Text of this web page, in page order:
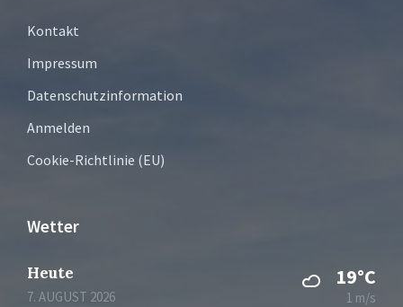
Kontakt
Impressum
Datenschutzinformation
Anmelden
Cookie-Richtlinie (EU)
Wetter
Heute
7. AUGUST 2026
19°C
1 m/s